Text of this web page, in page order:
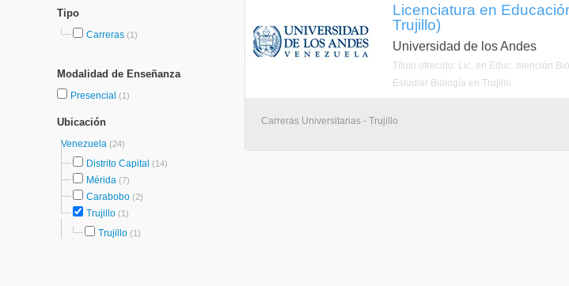
Tipo
Carreras (1)
Modalidad de Enseñanza
Presencial (1)
Ubicación
Venezuela (24)
Distrito Capital (14)
Mérida (7)
Carabobo (2)
Trujillo (1)
Trujillo (1)
Licenciatura en
Trujillo)
Universidad de los Andes
Título ofrecido: Lic. en Educ. mención
Estudiar Biología en Trujillo
Carreras Universitarias - Trujillo